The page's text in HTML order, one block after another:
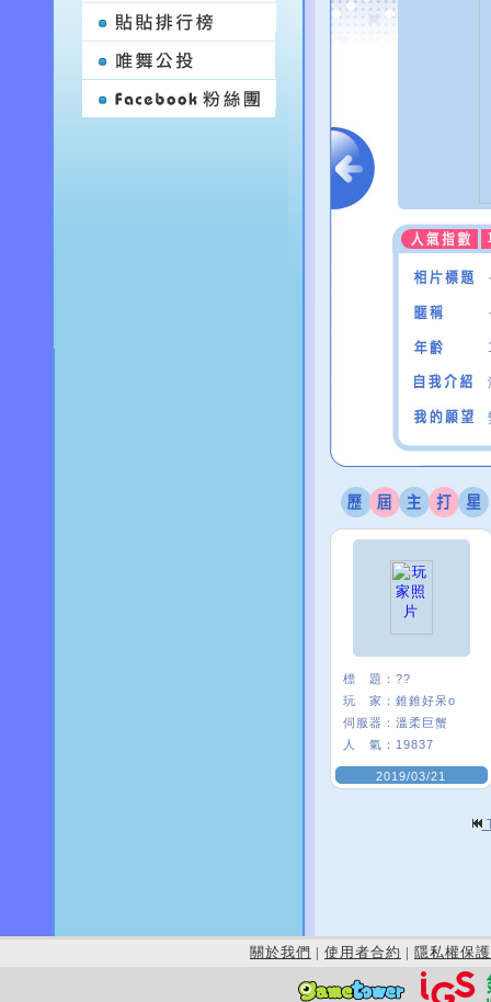
標 題： ??
玩 家： 錐錐好呆o
伺服器： 溫柔巨蟹
人 氣： 19837
2019/03/21
關於我們 | 使用者合約 | 隱私權保護